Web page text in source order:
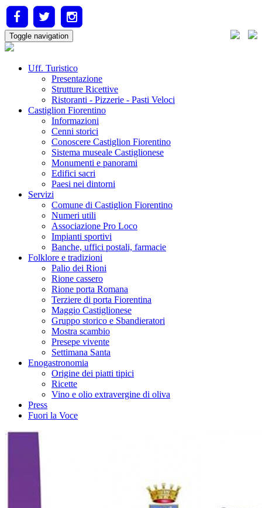
Toggle navigation
Uff. Turistico
Presentazione
Strutture Ricettive
Ristoranti - Pizzerie - Pasti Veloci
Castiglion Fiorentino
Informazioni
Cenni storici
Conoscere Castiglion Fiorentino
Sistema museale Castiglionese
Monumenti e panorami
Edifici sacri
Paesi nei dintorni
Servizi
Comune di Castiglion Fiorentino
Numeri utili
Associazione Pro Loco
Impianti sportivi
Banche, uffici postali, farmacie
Folklore e tradizioni
Palio dei Rioni
Rione cassero
Rione porta Romana
Terziere di porta Fiorentina
Maggio Castiglionese
Gruppo storico e Sbandieratori
Mostra scambio
Presepe vivente
Settimana Santa
Enogastronomia
Origine dei piatti tipici
Ricette
Vino e olio extravergine di oliva
Press
Fuori la Voce